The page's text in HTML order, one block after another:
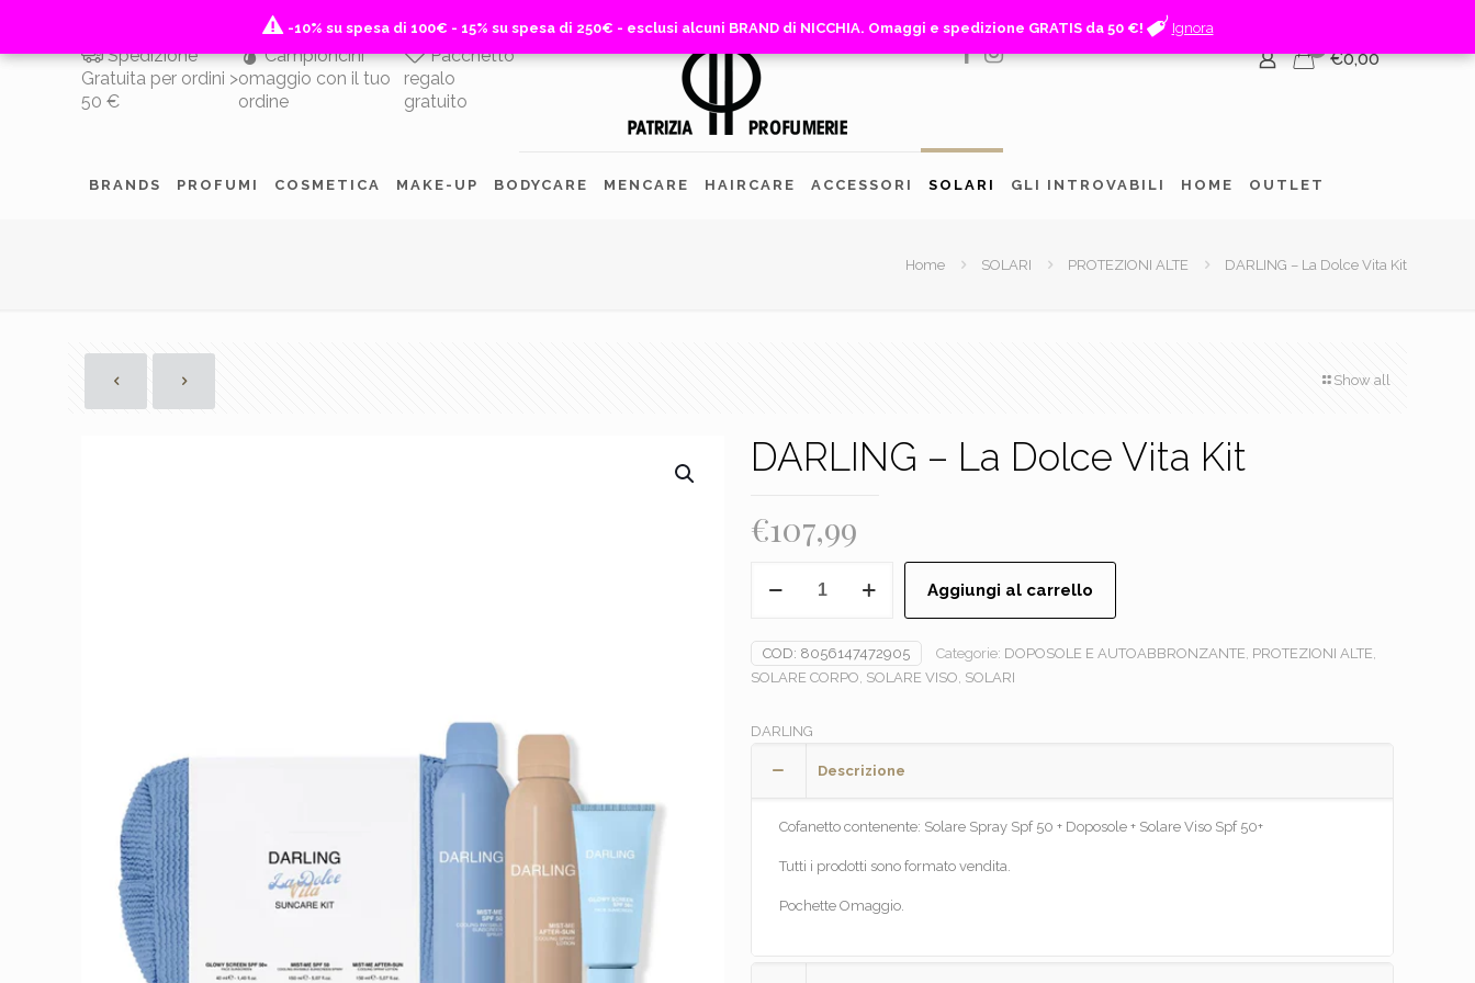
Spedizione
Gratuita per ordini >
50 €
Campioncini
omaggio con il tuo
ordine
Pacchetto
regalo
gratuito
BRANDS PROFUMI COSMETICA MAKE-UP BODYCARE MENCARE HAIRCARE ACCESSORI SOLARI GLI INTROVABILI HOME OUTLET
€0,00
Home SOLARI PROTEZIONI ALTE DARLING – La Dolce Vita Kit
Show all
DARLING – La Dolce Vita Kit
€107,99
Dolce
Vita
Kit
Aggiungi al carrello
COD: 8056147472905 Categorie: DOPOSOLE E AUTOABBRONZANTE, PROTEZIONI ALTE,
SOLARE CORPO, SOLARE VISO, SOLARI
DARLING
Descrizione
Cofanetto contenente: Solare Spray Spf 50 + Doposole + Solare Viso Spf 50+
Tutti i prodotti sono formato vendita.
Pochette Omaggio.
-10% su spesa di 100€ - 15% su spesa di 250€ - esclusi alcuni BRAND di NICCHIA. Omaggi e spedizione GRATIS da 50 €! Ignora
-10% su spesa di 100€ - 15% su spesa di 250€ - esclusi alcuni BRAND di NICCHIA. Omaggi e spedizione GRATIS da 50 €! Ignora